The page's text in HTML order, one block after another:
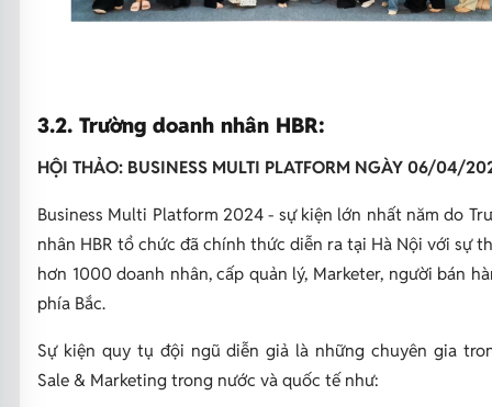
3.2. Trường doanh nhân HBR:
HỘI THẢO: BUSINESS MULTI PLATFORM NGÀY 06/04/
Business Multi Platform 2024 - sự kiện lớn nhất năm do
nhân HBR tổ chức đã chính thức diễn ra tại Hà Nội với sự
hơn 1000 doanh nhân, cấp quản lý, Marketer, người bán
phía Bắc.
Sự kiện quy tụ đội ngũ diễn giả là những chuyên gia
Sale & Marketing trong nước và quốc tế như: